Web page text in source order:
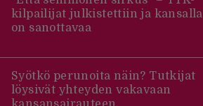
kilpailijat julkistettiin ja kansalla
on sanottavaa
Syötkö perunoita näin? Tutkijat
löysivät yhteyden vakavaan